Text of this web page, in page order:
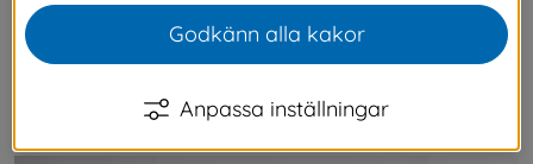
för dig som på grund av en
funktionsnedsättning inte kan vara ensam
Godkänn alla kakor
Anpassa inställningar